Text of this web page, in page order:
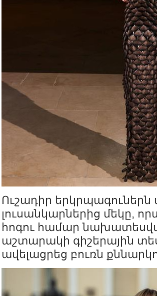
Ուշադիր
լուսանկարներից մեկը,
հոգու համար
աշտարակի գիշերային
ավելացրեց բուռն